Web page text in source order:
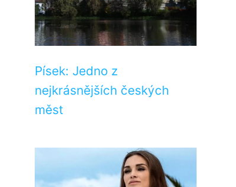
Písek: Jedno z
nejkrásnějších českých
měst